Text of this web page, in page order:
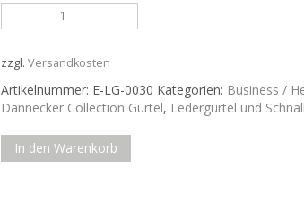
Graublauer
Ledergürtel......
zzgl. Versandkosten
Artikelnummer: E-LG-0030 Kategorien: Business /
Dannecker Collection Gürtel, Ledergürtel und
In den Warenkorb